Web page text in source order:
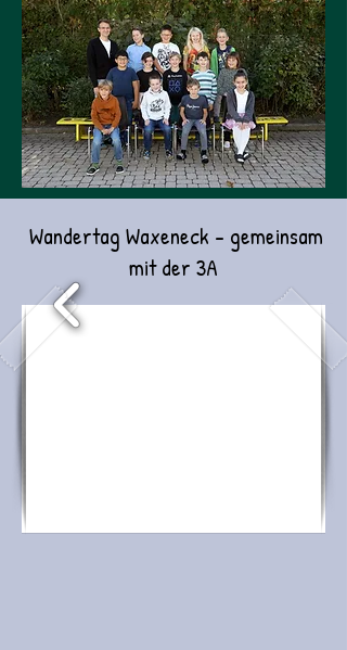
Wandertag Waxeneck - gemeinsam
mit der 3A